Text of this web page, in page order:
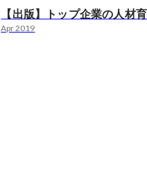
【出版】トップ企業の人材
Apr 2019